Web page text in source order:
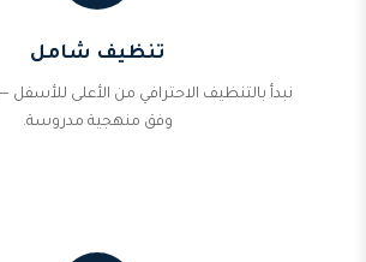
تنظيف شامل
نبدأ بالتنظيف الاحترافي من الأعلى للأسفل
وفق منهجية مدروسة.